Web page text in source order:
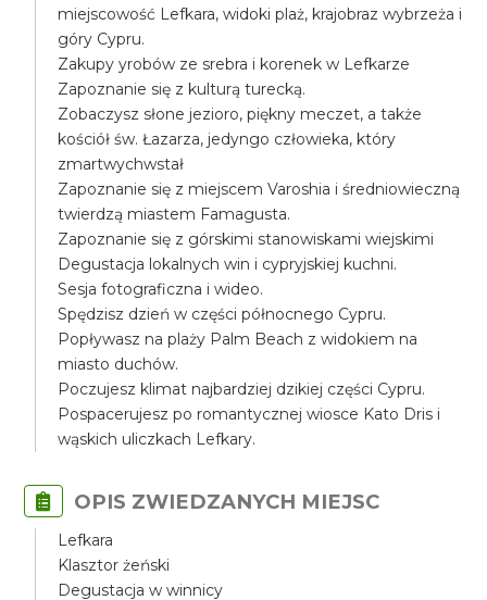
miejscowość Lefkara, widoki plaż, krajobraz wybrzeża i
góry Cypru.
Zakupy yrobów ze srebra i korenek w Lefkarze
Zapoznanie się z kulturą turecką.
Zobaczysz słone jezioro, piękny meczet, a także
kościół św. Łazarza, jedyngo człowieka, który
zmartwychwstał
Zapoznanie się z miejscem Varoshia i średniowieczną
twierdzą miastem Famagusta.
Zapoznanie się z górskimi stanowiskami wiejskimi
Degustacja lokalnych win i cypryjskiej kuchni.
Sesja fotograficzna i wideo.
Spędzisz dzień w części północnego Cypru.
Popływasz na plaży Palm Beach z widokiem na
miasto duchów.
Poczujesz klimat najbardziej dzikiej części Cypru.
Pospacerujesz po romantycznej wiosce Kato Dris i
wąskich uliczkach Lefkary.
OPIS ZWIEDZANYCH MIEJSC
Lefkara
Klasztor żeński
Degustacja w winnicy